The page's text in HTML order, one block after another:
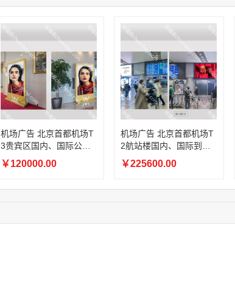
08:52:47
155****6115
联系了该媒体所
联系了该媒体所
15:18:49 173****0620 联系了该媒体所
03:20:56 156****3374 联系了该媒体所
15:42:33 158****0746 联系了该媒体所
机场广告 北京首都机场T
3贵宾区国内、国际公共
区域电子刷屏广告
￥120000.00
机场广告 北京首都机场T
2航站楼国内、国际到达
出口上方LED大屏广告
￥225600.00